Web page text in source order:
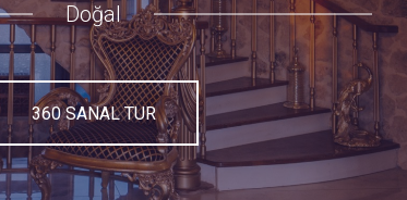
Doğal
360 SANAL TUR